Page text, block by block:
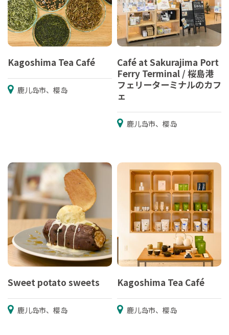
Kagoshima Tea Café
鹿儿岛市、樱岛
Café at Sakurajima Port
Ferry Terminal / 桜島港
フェリーターミナルのカフ
ェ
鹿儿岛市、樱岛
Sweet potato sweets
鹿儿岛市、樱岛
Kagoshima Tea Café
鹿儿岛市、樱岛